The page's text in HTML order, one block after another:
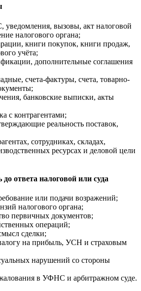
уведомления, вызовы, акт налоговой
налогового органа;
книги покупок, книги продаж,
учёта;
дополнительные соглашения
счета-фактуры, счета, товарно-
банковские выписки, акты
с контрагентами;
реальность поставок,
сотрудниках, складах,
ресурсах и деловой цели
ответа налоговой или суда
или подачи возражений;
налогового органа;
первичных документов;
операций;
сделки;
на прибыль, УСН и страховым
нарушений со стороны
в УФНС и арбитражном суде.